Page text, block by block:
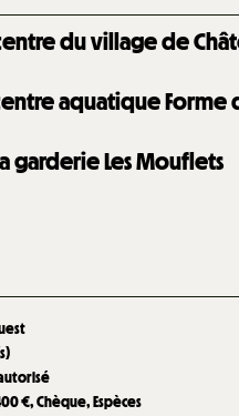
du village de
aquatique Forme
garderie Les Mouflets
€ Chèque Espèces